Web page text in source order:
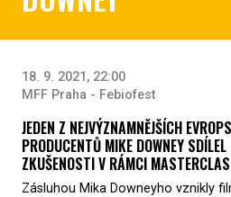
18. 9. 2021, 22:00
MFF Praha - Febiofest
JEDEN Z NEJVÝZNAMNĚJŠÍCH
PRODUCENTŮ MIKE DOWNEY
ZKUŠENOSTI V RÁMCI
Zásluhou Mika Downeyho vznikly